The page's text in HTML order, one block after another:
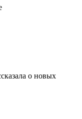
о новых